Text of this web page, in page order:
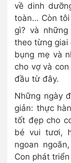
về dinh
toàn… Còn
gì? và
theo từng giai
bụng mẹ và
cho vợ và
đầu từ đây.
Những ngày
giản: thực
tốt đẹp cho
bé vui tươi,
ngoan
Con phát